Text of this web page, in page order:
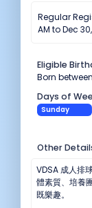
Regular
AM to Dec
Eligible
Born
Days of
Sunday
Other
VDSA 成人排
體素質、培養
既樂趣。